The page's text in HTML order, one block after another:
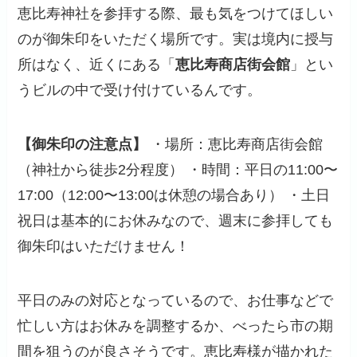
恵比寿神社を参拝する際、最も気をつけてほしい
のが御朱印をいただく場所です。実は境内に授与
所はなく、近くにある「恵比寿商店街会館 」とい
うビルの中で受け付けているんです。
【御朱印の注意点】
・場所：恵比寿商店街会館
（神社から徒歩2分程度） ・時間：平日の11:00〜
17:00（12:00〜13:00は休憩の場合あり） ・土日
祝日は基本的にお休みなので、週末に参拝しても
御朱印はいただけません！
平日のみの対応となっているので、お仕事などで
忙しい方はお休みを調整するか、べったら市の期
間を狙うのが良さそうです。恵比寿様が描かれた